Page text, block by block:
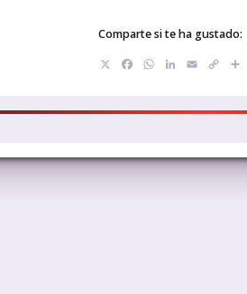
Comparte si te ha gustado:
Facebook
WhatsApp
LinkedIn
EmailCopy